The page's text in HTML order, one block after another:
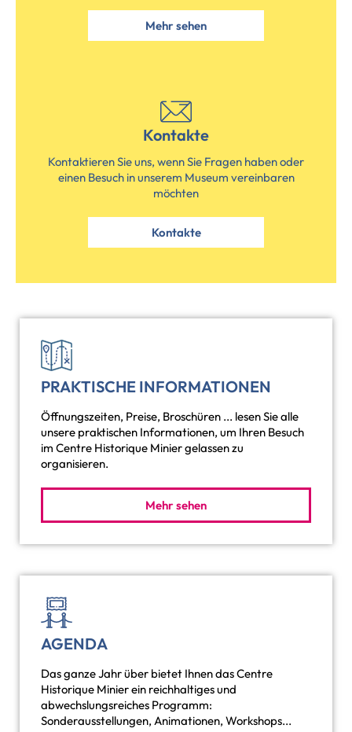
Mehr sehen
Kontakte
Kontaktieren Sie uns, wenn Sie Fragen haben oder
einen Besuch in unserem Museum vereinbaren
möchten
Kontakte
PRAKTISCHE INFORMATIONEN
Öffnungszeiten, Preise, Broschüren ... lesen Sie alle
unsere praktischen Informationen, um Ihren Besuch
im Centre Historique Minier gelassen zu
organisieren.
Mehr sehen
AGENDA
Das ganze Jahr über bietet Ihnen das Centre
Historique Minier ein reichhaltiges und
abwechslungsreiches Programm:
Sonderausstellungen, Animationen, Workshops...